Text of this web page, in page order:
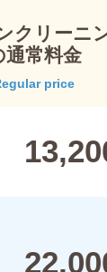
クリーニ
通常料金
price